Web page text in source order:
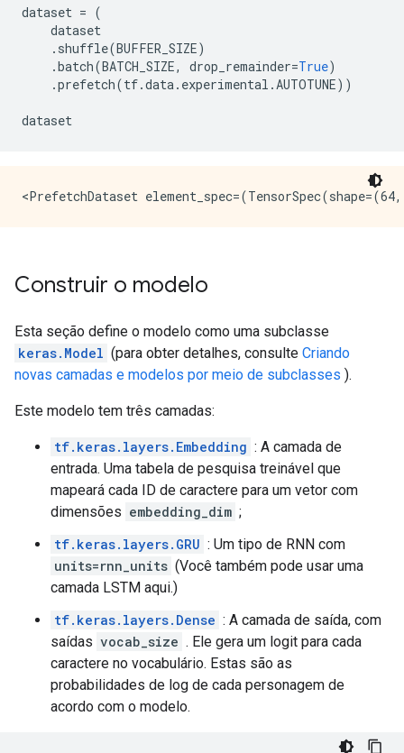
dataset = (
dataset
. shuffle(BUFFER_SIZE)
.batch(BATCH_SIZE, drop_remainder=True)
.prefetch(tf.data. experimental .AUTOTUNE))
dataset
Construir o modelo
Esta seção define o modelo como uma subclasse
keras.Model (para obter detalhes, consulte Criando
novas camadas e modelos por meio de subclasses ).
Este modelo tem três camadas:
tf.keras.layers.Embedding : A camada de
entrada. Uma tabela de pesquisa treinável que
mapeará cada ID de caractere para um vetor com
dimensões embedding_dim ;
tf.keras.layers.GRU : Um tipo de RNN com
units=rnn_units (Você também pode usar uma
camada LSTM aqui.)
tf.keras.layers.Dense : A camada de saída, com
saídas vocab_size . Ele gera um logit para cada
caractere no vocabulário. Estas são as
probabilidades de log de cada personagem de
acordo com o modelo.